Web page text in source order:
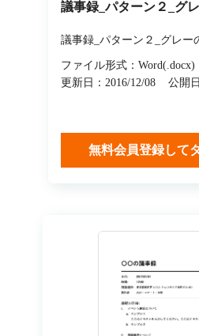
議事録_パターン２_グ
議事録_パターン２_グレー
ファイル形式：Word(.docx)
更新日：2016/12/08
公開
無料会員登録して